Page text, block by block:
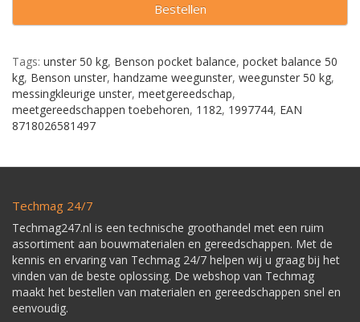
Bestellen
Tags: unster 50 kg, Benson pocket balance, pocket balance 50
kg, Benson unster, handzame weegunster, weegunster 50 kg,
messingkleurige unster, meetgereedschap,
meetgereedschappen toebehoren, 1182, 1997744, EAN
8718026581497
Techmag 24/7
Techmag247.nl is een technische groothandel met een ruim
assortiment aan bouwmaterialen en gereedschappen. Met de
kennis en ervaring van Techmag 24/7 helpen wij u graag bij het
vinden van de beste oplossing. De webshop van Techmag
maakt het bestellen van materialen en gereedschappen snel en
eenvoudig.